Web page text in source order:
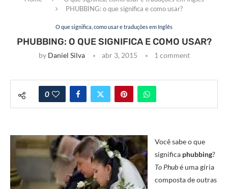
PHUBBING: o que significa e como usar?
O que significa, como usar e traduções em Inglês
PHUBBING: O QUE SIGNIFICA E COMO USAR?
by Daniel Silva abr 3, 2015 1 comment
0
Você sabe o que
significa phubbing?
To Phubé uma gíria
composta de outras